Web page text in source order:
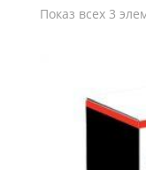
Показ всех 3